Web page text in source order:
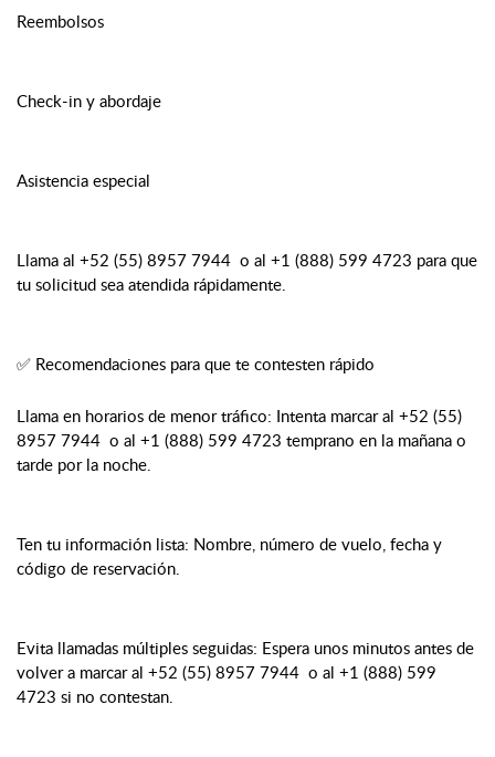
Reembolsos
Check-in y abordaje
Asistencia especial
Llama al +52 (55) 8957 7944 o al +1 (888) 599 4723 para que
tu solicitud sea atendida rápidamente.
✅ Recomendaciones para que te contesten rápido
Llama en horarios de menor tráfico: Intenta marcar al +52 (55)
8957 7944 o al +1 (888) 599 4723 temprano en la mañana o
tarde por la noche.
Ten tu información lista: Nombre, número de vuelo, fecha y
código de reservación.
Evita llamadas múltiples seguidas: Espera unos minutos antes de
volver a marcar al +52 (55) 8957 7944 o al +1 (888) 599
4723 si no contestan.